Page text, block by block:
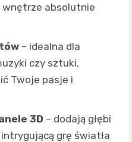
absolutnie
– idealna dla
czy sztuki,
Twoje pasje i
3D – dodają głębi
grę światła